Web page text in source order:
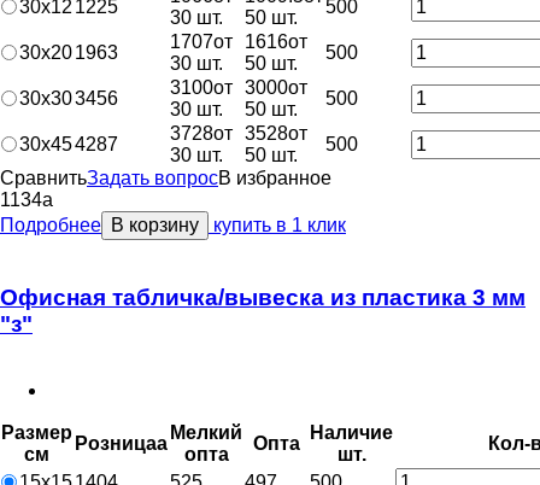
30х12 1225
30 шт.
50 шт.
500
30х201963
1707от
30 шт.
1616от
50 шт.
500
30х303456
3100от
30 шт.
3000от
50 шт.
500
30х454287
3728от
30 шт.
3528от
50 шт.
500
СравнитьЗадать вопросВ избранное
1134a
Подробнее В корзину купить в 1 клик
Офисная табличка/вывеска из пластика 3 мм
"з"
Размер
см
Розницаa
Мелкий
оптa
Оптa
Наличие
шт.
Кол-